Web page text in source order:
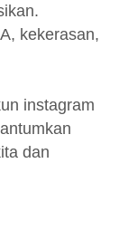
kekerasan,
instagram
dan